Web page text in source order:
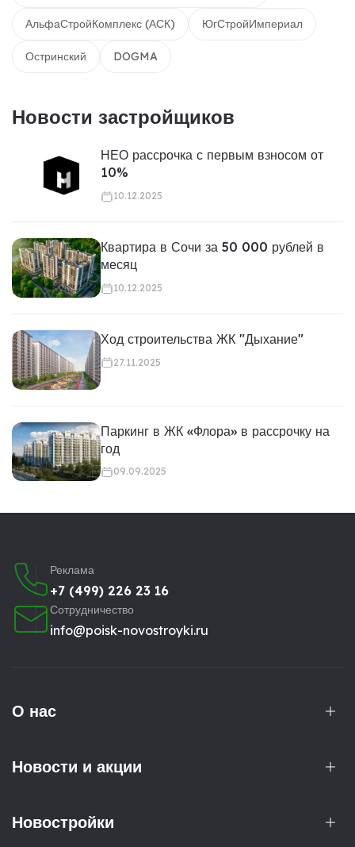
АльфаСтройКомплекс (АСК) ЮгСтройИмпериал
Остринский DOGMA
Новости застройщиков
НЕО рассрочка с первым взносом от
10%
10.12.2025
Квартира в Сочи за 50 000 рублей в
месяц
10.12.2025
Ход строительства ЖК "Дыхание"
27.11.2025
Паркинг в ЖК «Флора» в рассрочку на
год
09.09.2025
Реклама
+7 (499) 226 23 16
Сотрудничество
info@poisk-novostroyki.ru
О нас
Новости и акции
Новостройки